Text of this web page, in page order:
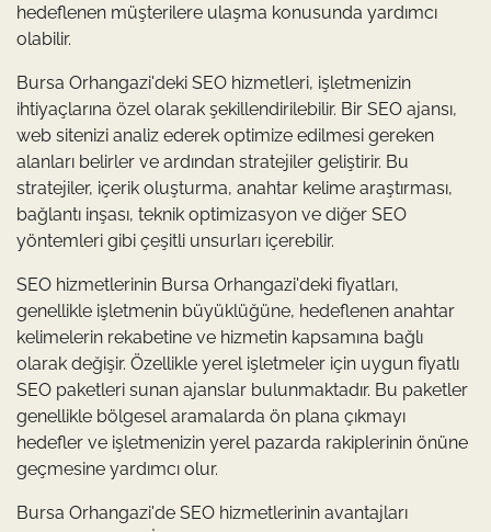
hedeflenen müşterilere ulaşma konusunda yardımcı
olabilir.
Bursa Orhangazi'deki SEO hizmetleri, işletmenizin
ihtiyaçlarına özel olarak şekillendirilebilir. Bir SEO ajansı,
web sitenizi analiz ederek optimize edilmesi gereken
alanları belirler ve ardından stratejiler geliştirir. Bu
stratejiler, içerik oluşturma, anahtar kelime araştırması,
bağlantı inşası, teknik optimizasyon ve diğer SEO
yöntemleri gibi çeşitli unsurları içerebilir.
SEO hizmetlerinin Bursa Orhangazi'deki fiyatları,
genellikle işletmenin büyüklüğüne, hedeflenen anahtar
kelimelerin rekabetine ve hizmetin kapsamına bağlı
olarak değişir. Özellikle yerel işletmeler için uygun fiyatlı
SEO paketleri sunan ajanslar bulunmaktadır. Bu paketler
genellikle bölgesel aramalarda ön plana çıkmayı
hedefler ve işletmenizin yerel pazarda rakiplerinin önüne
geçmesine yardımcı olur.
Bursa Orhangazi'de SEO hizmetlerinin avantajları